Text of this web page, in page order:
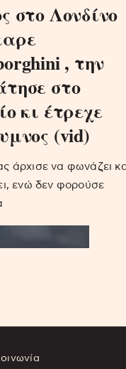
στο Λονδίνο
, την
στο
κι έτρεχε
(vid)
άρχισε να φωνάζει
ενώ δεν φορούσε